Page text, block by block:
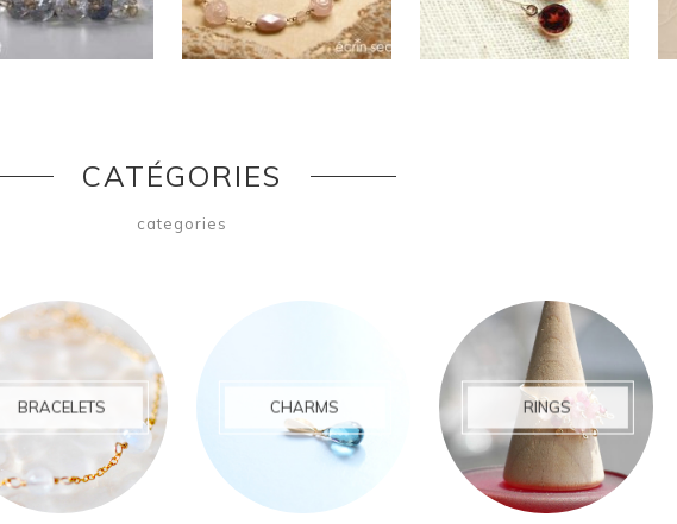
CATÉGORIES
categories
BRACELETS CHARMS RINGS